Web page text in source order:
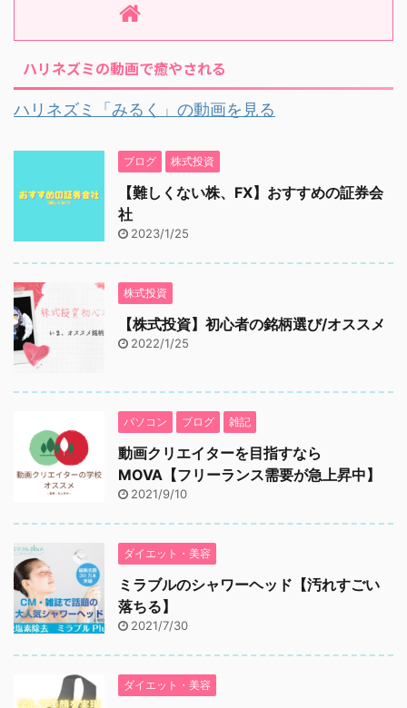
ハリネズミの動画で癒やされる
ハリネズミ「みるく」の動画を見る
ブログ 株式投資
【難しくない株、FX】おすすめの証券会
社
2023/1/25
株式投資
【株式投資】初心者の銘柄選び/オススメ
2022/1/25
パソコン ブログ 雑記
動画クリエイターを目指すなら
MOVA【フリーランス需要が急上昇中】
2021/9/10
ダイエット・美容
ミラブルのシャワーヘッド【汚れすごい
落ちる】
2021/7/30
ダイエット・美容